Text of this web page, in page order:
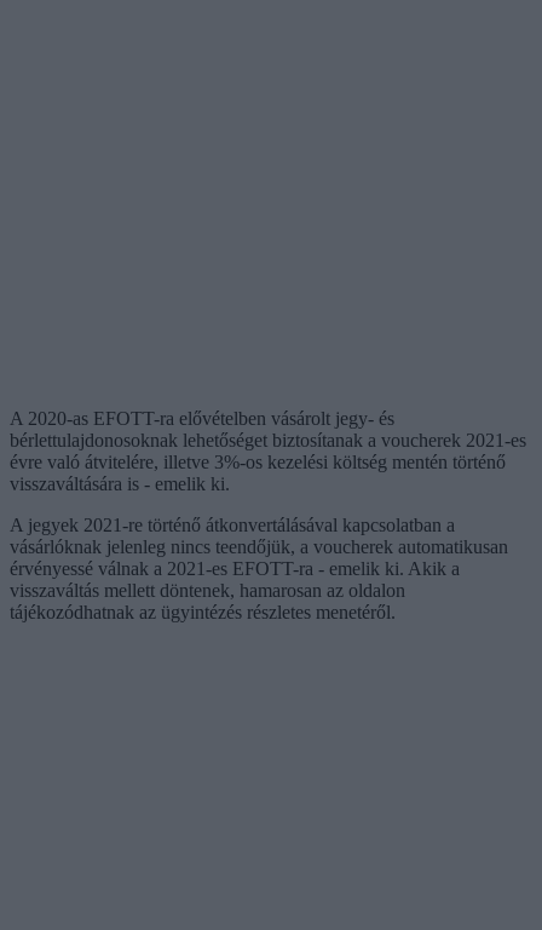
A 2020-as EFOTT-ra elővételben vásárolt jegy- és
bérlettulajdonosoknak lehetőséget biztosítanak a voucherek 2021-es
évre való átvitelére, illetve 3%-os kezelési költség mentén történő
visszaváltására is - emelik ki.
A jegyek 2021-re történő átkonvertálásával kapcsolatban a
vásárlóknak jelenleg nincs teendőjük, a voucherek automatikusan
érvényessé válnak a 2021-es EFOTT-ra - emelik ki. Akik a
visszaváltás mellett döntenek, hamarosan az oldalon
tájékozódhatnak az ügyintézés részletes menetéről.